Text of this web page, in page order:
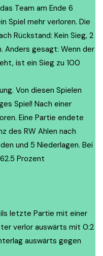
Team am Ende 6
Spiel mehr verloren. Die
Rückstand: Kein Sieg, 2
Anders gesagt: Wenn der
ist ein Sieg zu 100
Von diesen Spielen
Spiel! Nach einer
Eine Partie endete
des RW Ahlen nach
und 5 Niederlagen. Bei
Prozent
letzte Partie mit einer
verlor auswärts mit 0:2
auswärts gegen